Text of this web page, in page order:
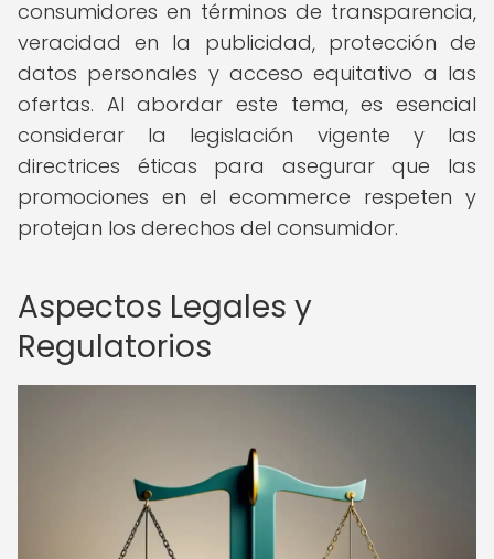
consumidores en términos de transparencia,
veracidad en la publicidad, protección de
datos personales y acceso equitativo a las
ofertas. Al abordar este tema, es esencial
considerar la legislación vigente y las
directrices éticas para asegurar que las
promociones en el ecommerce respeten y
protejan los derechos del consumidor.
Aspectos Legales y
Regulatorios